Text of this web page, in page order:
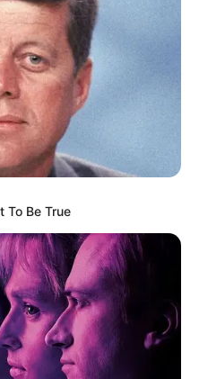
está
município?
,Notícia
Agentes Comunitários de Saúde
To Be True